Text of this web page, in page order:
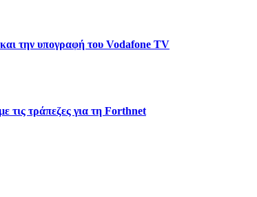
την υπογραφή του Vodafone TV
τις τράπεζες για τη Forthnet